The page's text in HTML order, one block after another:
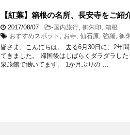
【紅葉】箱根の名所、長安寺をご紹
2017/08/07 -国内旅行, 御朱印, 箱根
おすすめスポット , お寺, 仙石原, 強羅, 御
皆さま、こんにちは。 去る6月30日に、2年
てきました。 帰国後はしばらくダラダラし
泉旅館で働いてます。 1か月ぶりの …